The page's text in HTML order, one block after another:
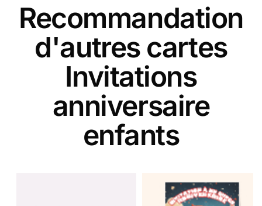
Recommandation
d'autres cartes
Invitations
anniversaire
enfants